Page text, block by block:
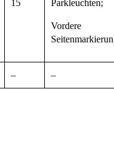
15 Parkleuchten;
Vordere
– –